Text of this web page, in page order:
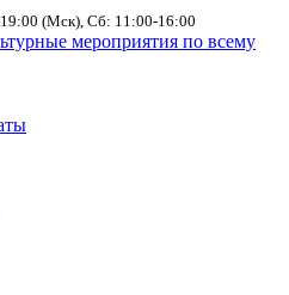
(Мск), Сб: 11:00-16:00
мероприятия по всему